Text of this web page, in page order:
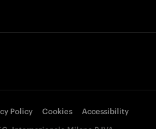
Policy Cookies
Accessibility